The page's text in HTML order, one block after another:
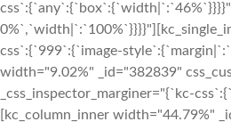
css`:{`999`:{`image-
width="9.02%" _id="382839"
_css_inspector_marginer="{`kc-
[kc_column_inner width="44.79%"